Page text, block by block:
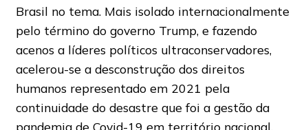
Brasil no tema. Mais isolado internacionalmente
pelo término do governo Trump, e fazendo
acenos a líderes políticos ultraconservadores,
acelerou-se a desconstrução dos direitos
humanos representado em 2021 pela
continuidade do desastre que foi a gestão da
pandemia de Covid-19 em território nacional.